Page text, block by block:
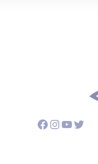
Facebook
Instagram